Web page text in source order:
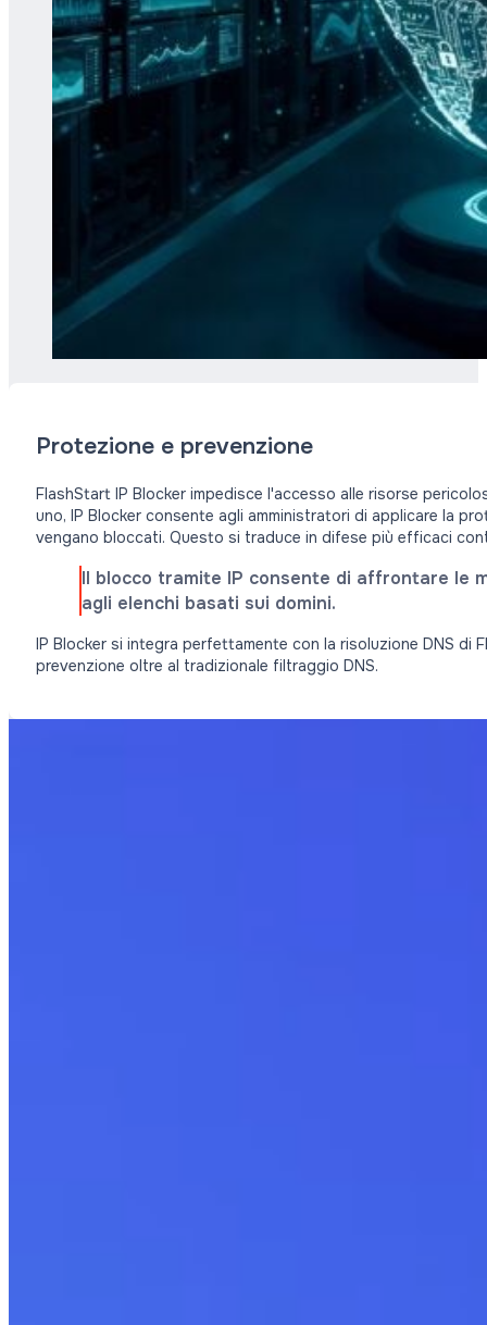
Protezione e prevenzione
FlashStart IP Blocker impedisce l'accesso alle risorse
uno, IP Blocker consente agli amministratori di applicare la
vengano bloccati. Questo si traduce in difese più efficaci
Il blocco tramite IP consente di affrontare le
agli elenchi basati sui domini.
IP Blocker si integra perfettamente con la risoluzione DNS
prevenzione oltre al tradizionale filtraggio DNS.